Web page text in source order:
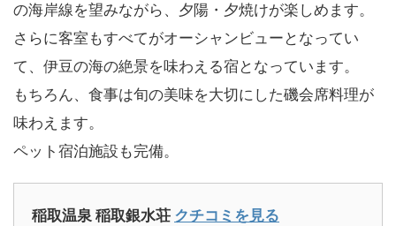
の海岸線を望みながら、夕陽・夕焼けが楽しめます。
さらに客室もすべてがオーシャンビューとなってい
て、伊豆の海の絶景を味わえる宿となっています。
もちろん、食事は旬の美味を大切にした磯会席料理が
味わえます。
ペット宿泊施設も完備。
稲取温泉 稲取銀水荘 クチコミを見る